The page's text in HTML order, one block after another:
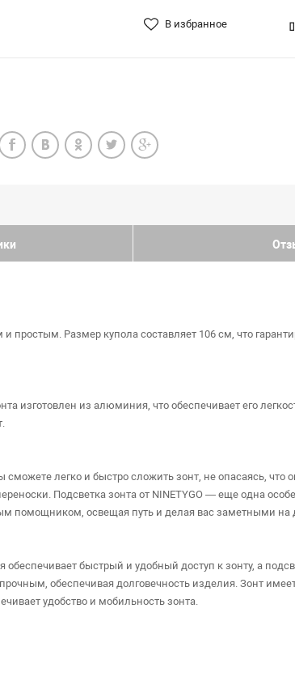
В избранное
Размер купола составляет 106 см, что
из алюминия, что обеспечивает его
легко и быстро сложить зонт, не опасаясь,
Подсветка зонта от NINETYGO — еще одна
помощником, освещая путь и делая вас заметными на
быстрый и удобный доступ к зонту, а
обеспечивая долговечность изделия. Зонт
удобство и мобильность зонта.